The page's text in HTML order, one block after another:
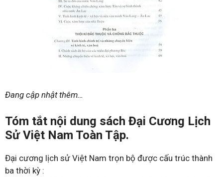
Đang cập nhật thêm…
Tóm tắt nội dung sách Đại Cương Lịch
Sử Việt Nam Toàn Tập.
Đại cương lịch sử Việt Nam trọn bộ được cấu trúc thành
ba thời kỳ :